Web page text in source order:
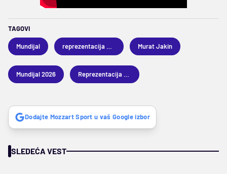
TAGOVI
Mundijal Murat Jakin
Mundijal 2026
Dodajte Mozzart Sport u vaš Google izbor
SLEDEĆA VEST